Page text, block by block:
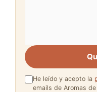
He leído y acepto la
emails de Aromas de